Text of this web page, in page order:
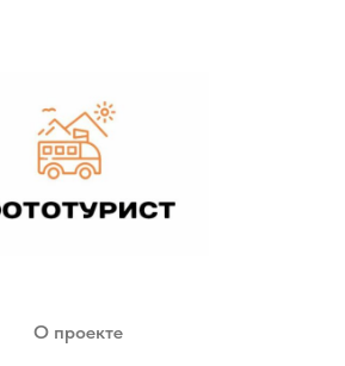
О проекте